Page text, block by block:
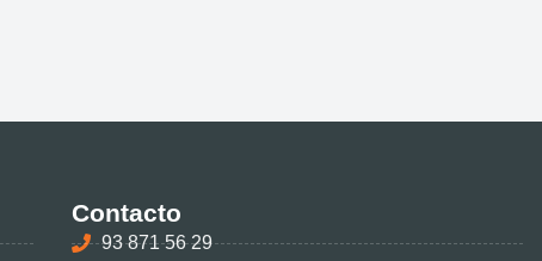
Contacto
93 871 56 29